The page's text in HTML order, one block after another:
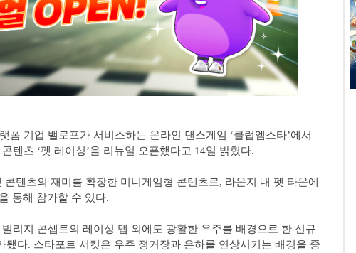
폼 기업 밸로프가 서비스하는 온라인 댄스게임 ‘클럽엠스타’에서
텐츠 ‘펫 레이싱’을 리뉴얼 오픈했다고 14일 밝혔다.
콘텐츠의 재미를 확장한 미니게임형 콘텐츠로, 라운지 내 펫 타운에
통해 참가할 수 있다.
리지 콘셉트의 레이싱 맵 외에도 광활한 우주를 배경으로 한 신규
됐다. 스타포트 서킷은 우주 정거장과 은하를 연상시키는 배경을 중